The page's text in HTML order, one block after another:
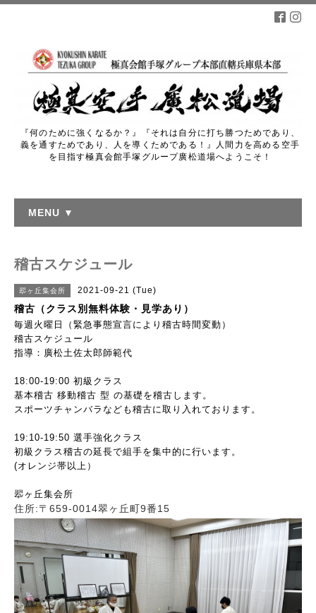
『何のために強くなるか？』『それは自分に打ち勝つためであり、
義を通すためであり、人を導くためである！』人間力を高める空手
を目指す極真会館手塚グループ廣松道場へようこそ！
MENU ▼
稽古スケジュール
翆ヶ丘集会所 2021-09-21 (Tue)
稽古（クラス別無料体験・見学あり）
毎週火曜日（緊急事態宣言により稽古時間変動）
稽古スケジュール
指導：廣松土佐太郎師範代
18:00-19:00 初級クラス
基本稽古 移動稽古 型 の基礎を稽古します。
スポーツチャンバラなども稽古に取り入れております。
19:10-19:50 選手強化クラス
初級クラス稽古の延長で組手を集中的に行います。
(オレンジ帯以上）
翆ヶ丘集会所
住所:〒659-0014翠ヶ丘町9番15